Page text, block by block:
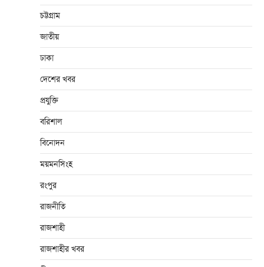
চট্টগ্রাম
জাতীয়
ঢাকা
দেশের খবর
প্রযুক্তি
বরিশাল
বিনোদন
ময়মনসিংহ
রংপুর
রাজনীতি
রাজশাহী
রাজশাহীর খবর